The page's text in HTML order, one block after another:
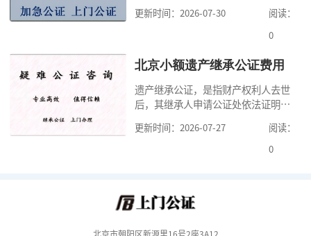
式，可以避免个人财产引发的纠纷，
但是，在北京办理婚前财产公证，除
料外，公证咨询告诉大家，我们有必
京婚前财产公证机构？了解这些不仅
有利于我们根
更新时间：2026-07-30
阅读：
0
北京小额遗产继承公证费用
遗产继承公证，是指财产权利人去世
后，其继承人申请公证处依法证明继
的证明活动。通过公证，继承人可以
拿着享有继承权的公证书办理遗产过
费。我们在办理继承公证的时候，需
更新时间：2026-07-27
阅读：
0